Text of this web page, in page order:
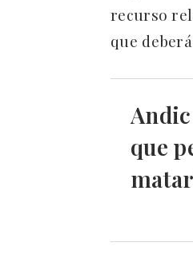
recurso
que
que